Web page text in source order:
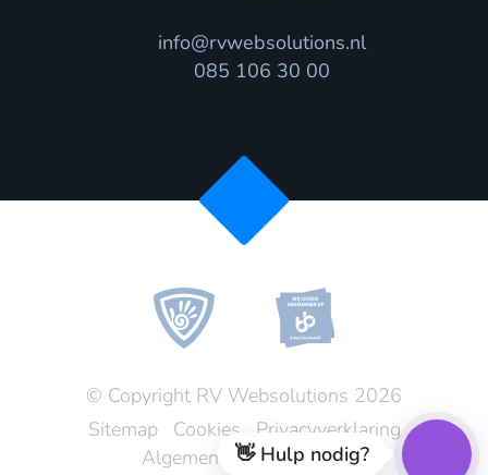
info@rvwebsolutions.nl
085 106 30 00
© Copyright RV Websolutions 2026
Sitemap
Cookies
Privacyverklaring
Algemene voorwaarden
👋 Hulp nodig?